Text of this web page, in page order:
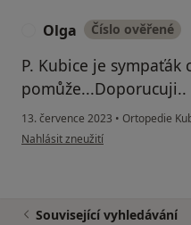
Olga Číslo ověřené
P. Kubice je sympaťák
pomůže...Doporucuji..
13. července 2023 • Ortopedie
podle názoru uživatele Olga
Nahlásit zneužití
Související vyhledávání